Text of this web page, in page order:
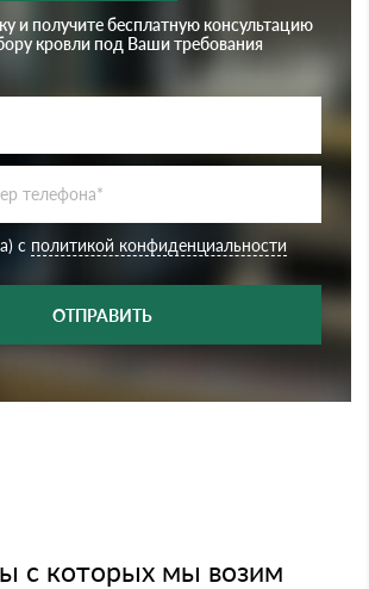
и получите бесплатную консультацию
кровли под Ваши требования
с политикой конфиденциальности
ОТПРАВИТЬ
с которых мы возим